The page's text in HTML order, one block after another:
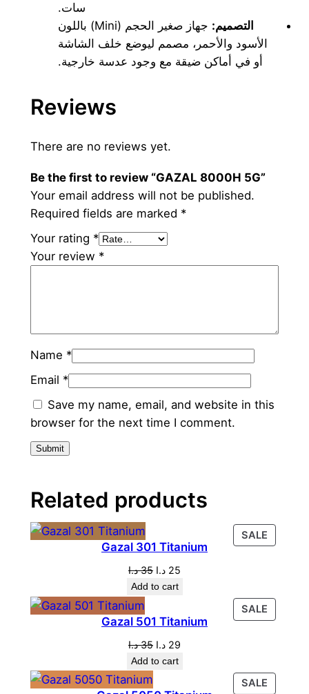
سات.
التصميم:
جهاز صغير الحجم (Mini) باللون
الأسود والأحمر، مصمم ليوضع خلف الشاشة
أو في أماكن ضيقة مع وجود عدسة خارجية.
Reviews
There are no reviews yet.
Be the first to review “GAZAL 8000H 5G”
Your email address will not be published.
Required fields are marked *
Your rating *
Your review *
Name *
Email *
Save my name, email, and website in this
browser for the next time I comment.
Related products
SALE
ON
Gazal 301 Titanium
35 د.ا
Original
price
35 د.ا.
25 د.ا
25 د.ا.
Add to cart
SALE
ON
Gazal 501 Titanium
35 د.ا
Original
price
35 د.ا.
29 د.ا
29 د.ا.
Add to cart
SALE